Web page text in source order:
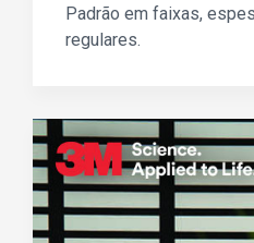
Padrão em faixas,
regulares.